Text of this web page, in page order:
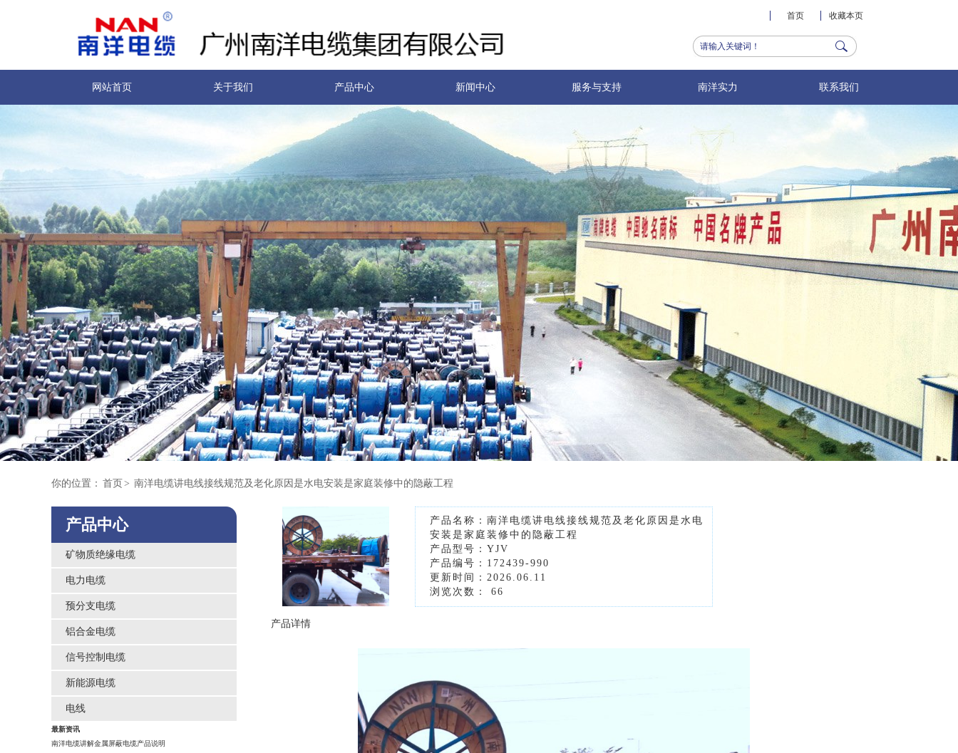
收藏本页
首页
网站首页 关于我们 产品中心 新闻中心 服务与支持 南洋实力 联系我们
你的位置： 首页 > 南洋电缆讲电线接线规范及老化原因是水电安装是家庭装修中的隐蔽工程
产品中心
矿物质绝缘电缆
电力电缆
预分支电缆
铝合金电缆
信号控制电缆
新能源电缆
电线
最新资讯
南洋电缆讲解金属屏蔽电缆产品说明
产品名称：南洋电缆讲电线接线规范及老化原因是水电
安装是家庭装修中的隐蔽工程
产品型号：YJV
产品编号：172439-990
更新时间：2026.06.11
浏览次数： 66
产品详情